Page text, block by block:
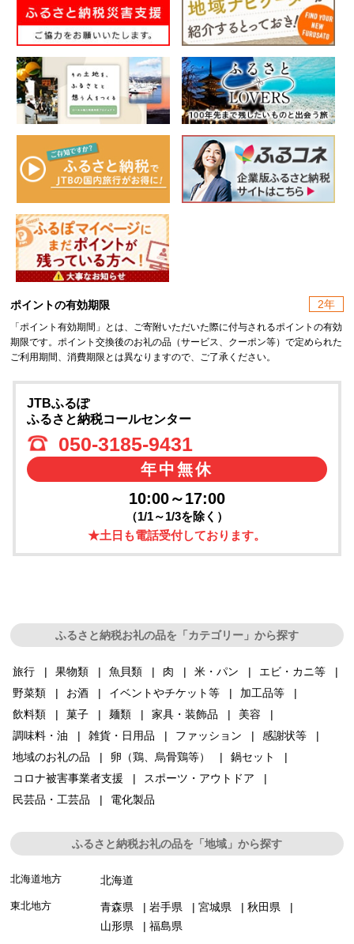
ポイントの有効期限 2年
「ポイント有効期間」とは、ご寄附いただいた際に付与されるポイントの有効
期限です。ポイント交換後のお礼の品（サービス、クーポン等）で定められた
ご利用期間、消費期限とは異なりますので、ご了承ください。
JTBふるぽ
ふるさと納税コールセンター
050-3185-9431
年中無休
10:00～17:00
（1/1～1/3を除く）
★土日も電話受付しております。
ふるさと納税お礼の品を「カテゴリー」から探す
旅行 果物類 魚貝類 肉 米・パン
エビ・カニ等
野菜類
お酒 イベントやチケット等
加工品等
飲料類
菓子 麺類 家具・装飾品
美容
調味料・油
雑貨・日用品 ファッション
感謝状等
地域のお礼の品
卵（鶏、烏骨鶏等）
鍋セット
コロナ被害事業者支援
スポーツ・アウトドア
民芸品・工芸品
電化製品
ふるさと納税お礼の品を「地域」から探す
北海道地方 北海道
東北地方 青森県 岩手県 宮城県
秋田県
山形県
福島県